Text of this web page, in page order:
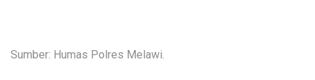
Sumber: Humas Polres Melawi.